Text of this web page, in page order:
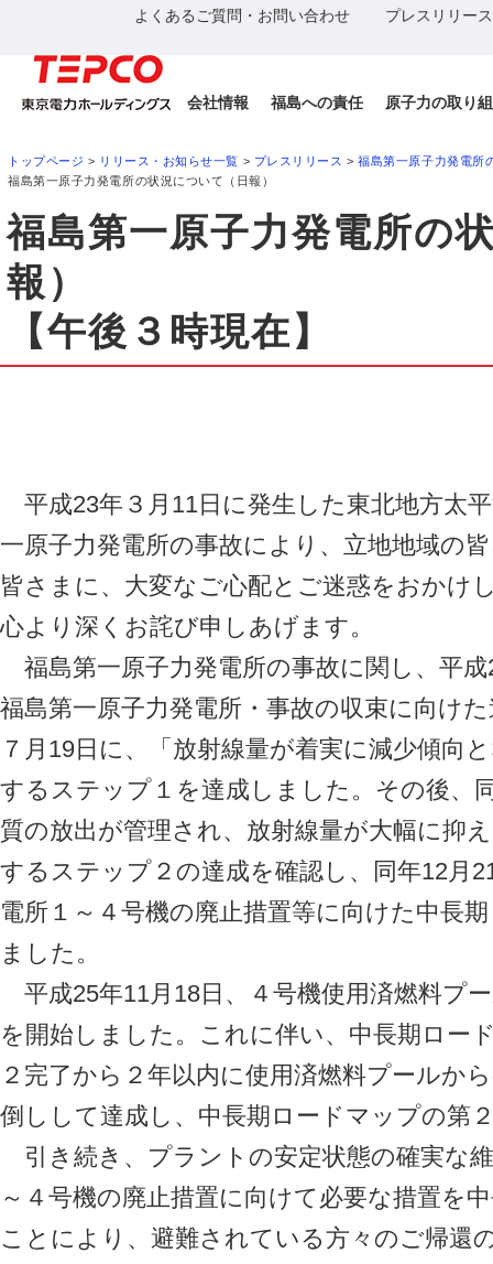
よくあるご質問・お問い合わせ プレスリリー
会社情報 福島への責任 原子力の取り
トップページ > リリース・お知らせ一覧 > プレスリリース >福島第一原子力発電所
福島第一原子力発電所の状況について（日報）
福島第一原子力発電所の
報）
【午後３時現在】
平成23年３月11日に発生した東北地方太
一原子力発電所の事故により、立地地域の
皆さまに、大変なご心配とご迷惑をおかけ
心より深くお詫び申しあげます。
福島第一原子力発電所の事故に関し、平
福島第一原子力発電所・事故の収束に向け
７月19日に、「放射線量が着実に減少傾向
するステップ１を達成しました。その後、
質の放出が管理され、放射線量が大幅に抑
するステップ２の達成を確認し、同年12月
電所１～４号機の廃止措置等に向けた中長
ました。
平成25年11月18日、４号機使用済燃料プ
を開始しました。これに伴い、中長期ロー
２完了から２年以内に使用済燃料プールか
倒しして達成し、中長期ロードマップの第
引き続き、プラントの安定状態の確実な
～４号機の廃止措置に向けて必要な措置を
ことにより、避難されている方々のご帰還